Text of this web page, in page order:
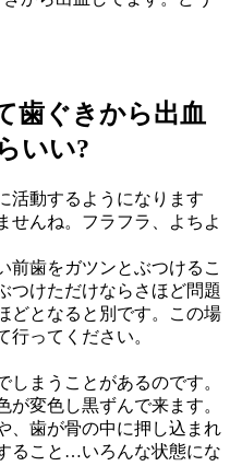
歯ぐきから出血
いい?
活動するようになります
せんね。フラフラ、よちよ
前歯をガツンとぶつけるこ
つけただけならさほど問題
どとなると別です。この場
ってください。
しまうことがあるのです。
変色し黒ずんで来ます。
、歯が骨の中に押し込まれ
ること…いろんな状態にな